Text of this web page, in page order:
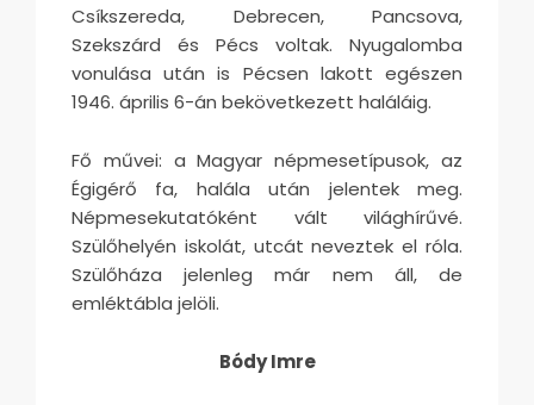
Csíkszereda, Debrecen, Pancsova,
Szekszárd és Pécs voltak. Nyugalomba
vonulása után is Pécsen lakott egészen
1946. április 6-án bekövetkezett haláláig.
Fő művei: a Magyar népmesetípusok, az
Égigérő fa, halála után jelentek meg.
Népmesekutatóként vált világhírűvé.
Szülőhelyén iskolát, utcát neveztek el róla.
Szülőháza jelenleg már nem áll, de
emléktábla jelöli.
Bódy Imre